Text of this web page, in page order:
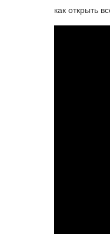
как открыть